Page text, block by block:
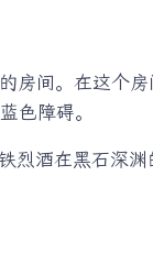
房间。在这个房
色障碍。
烈酒在黑石深渊